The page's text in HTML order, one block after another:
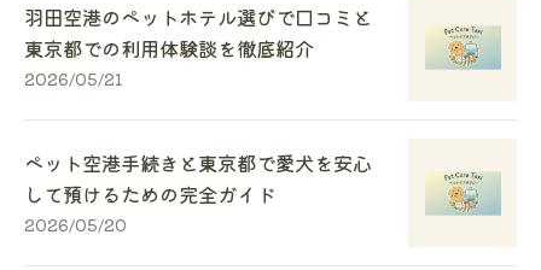
羽田空港のペットホテル選びで口コミと
東京都での利用体験談を徹底紹介
2026/05/21
ペット空港手続きと東京都で愛犬を安心
して預けるための完全ガイド
2026/05/20